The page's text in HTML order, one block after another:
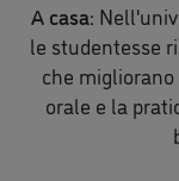
A casa:
le studentesse
che
orale e la